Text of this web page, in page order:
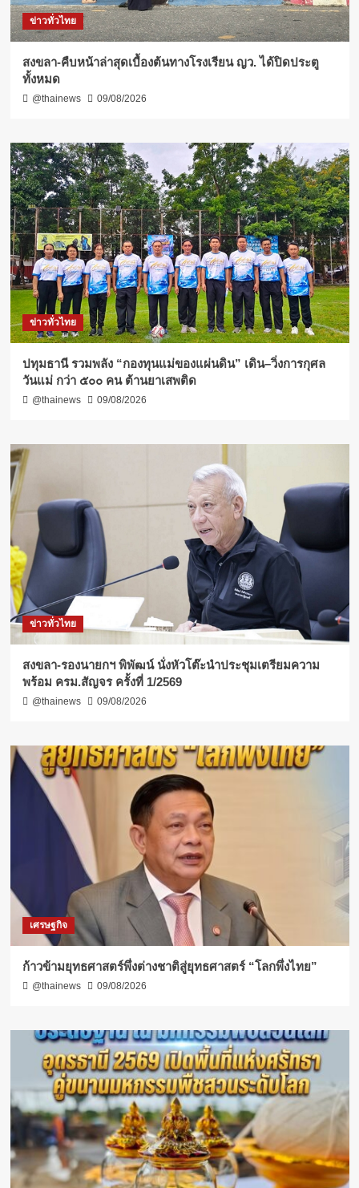
ข่าวทั่วไทย
สงขลา-คืบหน้าล่าสุดเบื้องต้นทางโรงเรียน ญว. ได้ปิดประตู
ทั้งหมด
@thainews 09/08/2026
ข่าวทั่วไทย
ปทุมธานี รวมพลัง “กองทุนแม่ของแผ่นดิน” เดิน–วิ่งการกุศล
วันแม่ กว่า ๕๐๐ คน ต้านยาเสพติด
@thainews 09/08/2026
ข่าวทั่วไทย
สงขลา-รองนายกฯ พิพัฒน์ นั่งหัวโต๊ะนำประชุมเตรียมความ
พร้อม ครม.สัญจร ครั้งที่ 1/2569
@thainews 09/08/2026
เศรษฐกิจ
ก้าวข้ามยุทธศาสตร์พึ่งต่างชาติสู่ยุทธศาสตร์ “โลกพึ่งไทย”
@thainews 09/08/2026